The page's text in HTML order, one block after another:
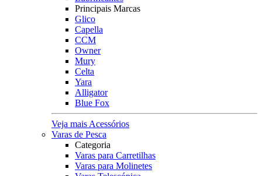
Principais Marcas
Glico
Capella
CCM
Owner
Mury
Celta
Yara
Alligator
Blue Fox
Veja mais Acessórios
Varas de Pesca
Categoria
Varas para Carretilhas
Varas para Molinetes